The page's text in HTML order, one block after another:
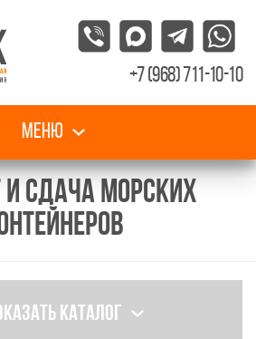
+7 (968) 711-10-10
Меню
И СДАЧА МОРСКИХ
каталог